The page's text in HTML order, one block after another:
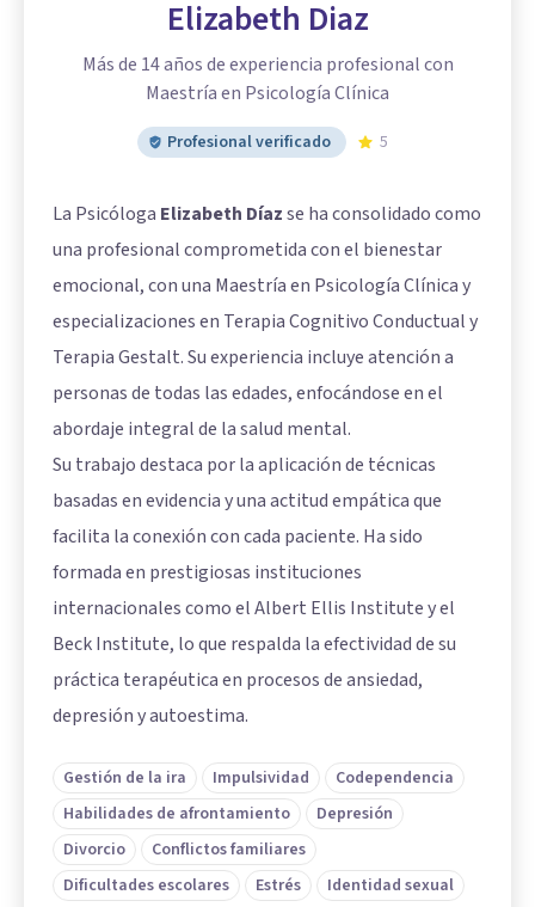
Elizabeth Diaz
Más de 14 años de experiencia profesional con
Maestría en Psicología Clínica
Profesional verificado 5
La Psicóloga Elizabeth Díazse ha consolidado como
una profesional comprometida con el bienestar
emocional, con una Maestría en Psicología Clínica y
especializaciones en Terapia Cognitivo Conductual y
Terapia Gestalt. Su experiencia incluye atención a
personas de todas las edades, enfocándose en el
abordaje integral de la salud mental.
Su trabajo destaca por la aplicación de técnicas
basadas en evidencia y una actitud empática que
facilita la conexión con cada paciente. Ha sido
formada en prestigiosas instituciones
internacionales como el Albert Ellis Institute y el
Beck Institute, lo que respalda la efectividad de su
práctica terapéutica en procesos de ansiedad,
depresión y autoestima.
Gestión de la ira Impulsividad
Codependencia
Habilidades de afrontamiento
Depresión
Divorcio
Conflictos familiares
Dificultades escolares
Estrés Identidad sexual